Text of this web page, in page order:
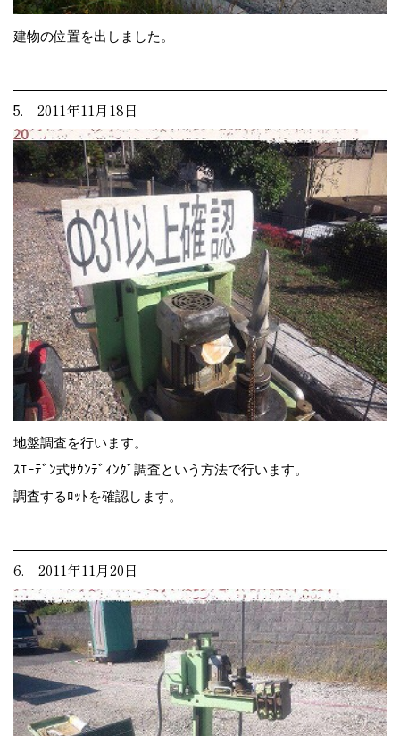
建物の位置を出しました。
5. 2011年11月18日
地盤調査を行います。
ｽｴｰﾃﾞﾝ式ｻｳﾝﾃﾞｨﾝｸﾞ調査という方法で行います。
調査するﾛｯﾄを確認します。
6. 2011年11月20日